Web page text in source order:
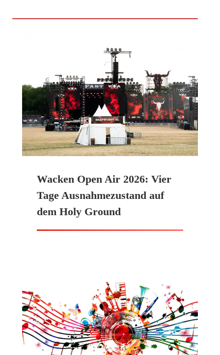
Wacken Open Air 2026: Vier
Tage Ausnahmezustand auf
dem Holy Ground